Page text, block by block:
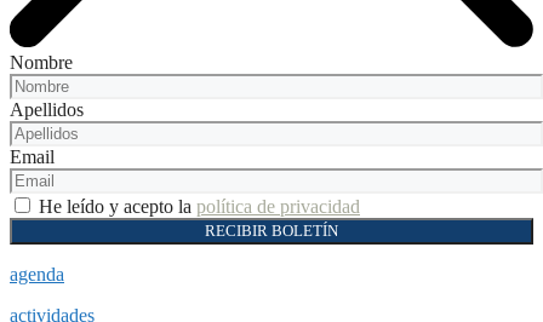
Nombre
Apellidos
Email
He leído y acepto la política de privacidad
RECIBIR BOLETÍN
agenda
actividades